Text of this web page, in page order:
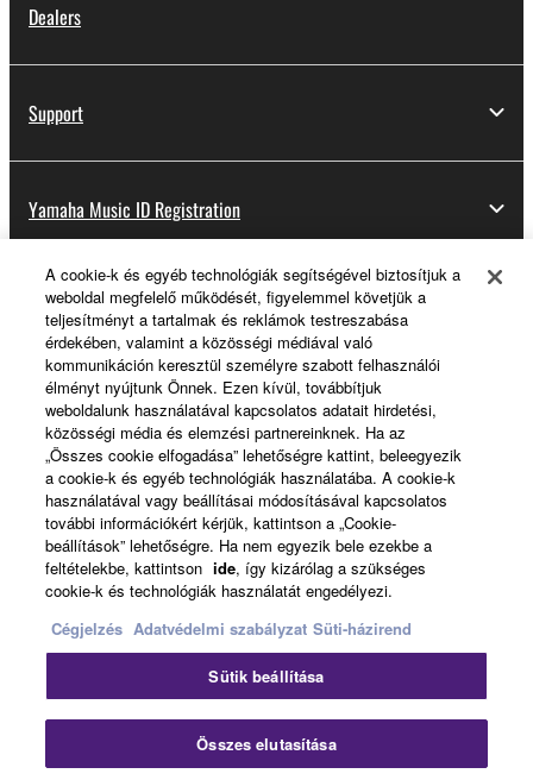
Dealers
Support
Yamaha Music ID Registration
About Yamaha
Magyarország - English
Business
Kapcsolat velünkFelhasználás feltételei
Adatvédelmi szabályzatSütikre vonatkozó szabályzat
Cégjelzés
A cookie-k és egyéb technológiák segítségével biztosítjuk a
weboldal megfelelő működését, figyelemmel követjük a
teljesítményt a tartalmak és reklámok testreszabása
érdekében, valamint a közösségi médiával való
kommunikáción keresztül személyre szabott felhasználói
élményt nyújtunk Önnek. Ezen kívül, továbbítjuk
weboldalunk használatával kapcsolatos adatait hirdetési,
közösségi média és elemzési partnereinknek. Ha az
„Összes cookie elfogadása” lehetőségre kattint, beleegyezik
a cookie-k és egyéb technológiák használatába. A cookie-k
használatával vagy beállításai módosításával kapcsolatos
további információkért kérjük, kattintson a „Cookie-
beállítások” lehetőségre. Ha nem egyezik bele ezekbe a
feltételekbe, kattintson ide, így kizárólag a szükséges
cookie-k és technológiák használatát engedélyezi.
Cégjelzés Adatvédelmi szabályzat Süti-házirend
Sütik beállítása
Összes elutasítása